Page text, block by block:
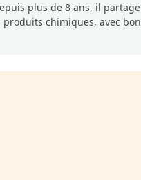
plus de 8 ans, il partage
produits chimiques, avec bon